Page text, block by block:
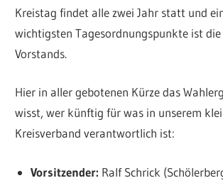
Kreistag findet alle zwei Jahr statt und
wichtigsten Tagesordnungspunkte ist
Vorstands.
Hier in aller gebotenen Kürze das
wisst, wer künftig für was in unserem
Kreisverband verantwortlich ist:
Vorsitzender: Ralf Schrick